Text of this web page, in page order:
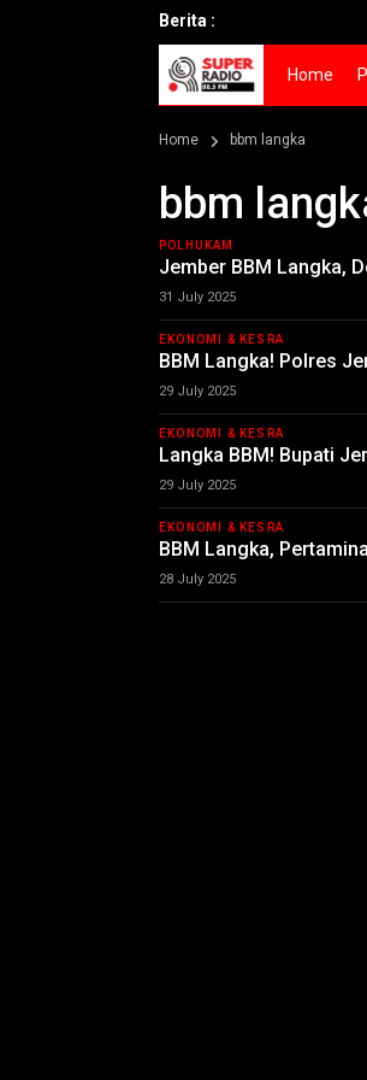
Berita :
Home
Home bbm langka
bbm
POLHUKAM
Jember BBM Langka,
31 July 2025
EKONOMI & KESRA
BBM Langka! Polres
29 July 2025
EKONOMI & KESRA
Langka BBM! Bupati
29 July 2025
EKONOMI & KESRA
BBM Langka,
28 July 2025